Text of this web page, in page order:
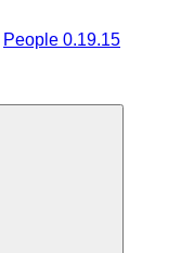
People 0.19.15